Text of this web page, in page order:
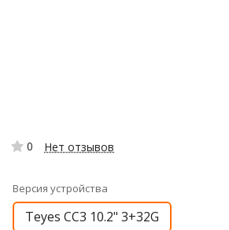
0 Нет отзывов
Версия устройства
Teyes CC3 10.2" 3+32G